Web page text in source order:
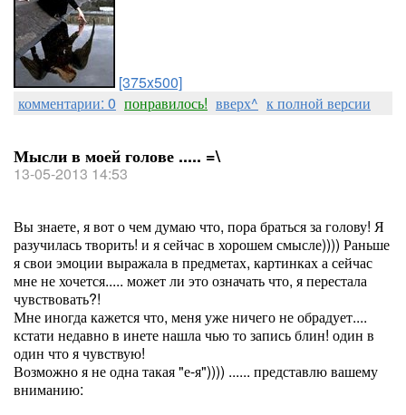
[375x500]
комментарии: 0 понравилось! вверх^ к полной версии
Мысли в моей голове ..... =\
13-05-2013 14:53
Вы знаете, я вот о чем думаю что, пора браться за голову! Я
разучилась творить! и я сейчас в хорошем смысле)))) Раньше
я свои эмоции выражала в предметах, картинках а сейчас
мне не хочется..... может ли это означать что, я перестала
чувствовать?!
Мне иногда кажется что, меня уже ничего не обрадует....
кстати недавно в инете нашла чью то запись блин! один в
один что я чувствую!
Возможно я не одна такая "е-я")))) ...... представлю вашему
вниманию: